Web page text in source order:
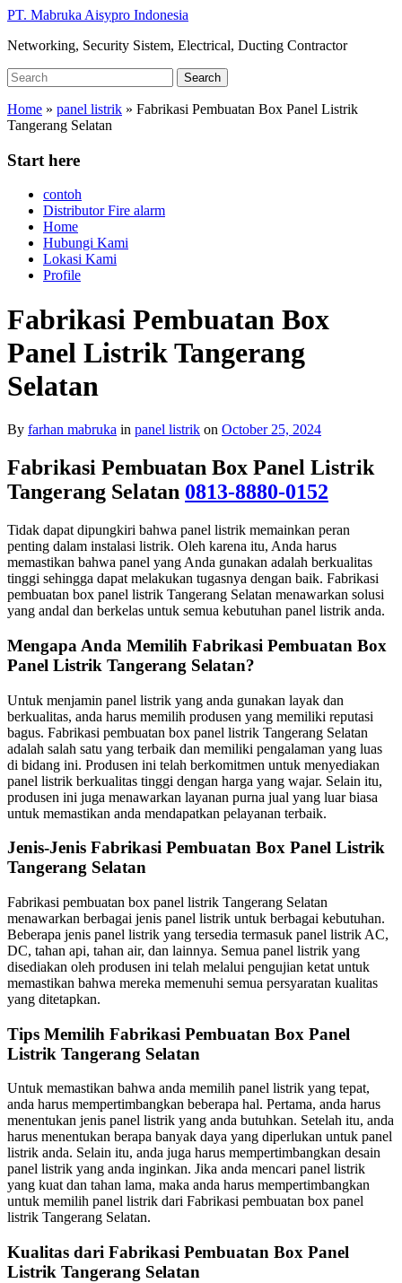
Skip
main
PT. Mabruka Aisypro Indonesia
Networking, Security Sistem, Electrical, Ducting Contractor
Search
for:
Search
Home » panel listrik » Fabrikasi Pembuatan Box Panel Listrik
Tangerang Selatan
Start here
contoh
Distributor Fire alarm
Home
Hubungi Kami
Lokasi Kami
Profile
Fabrikasi Pembuatan Box
Panel Listrik Tangerang
Selatan
By farhan mabruka in panel listrik on October 25, 2024
Fabrikasi Pembuatan Box Panel Listrik
Tangerang Selatan 0813-8880-0152
Tidak dapat dipungkiri bahwa panel listrik memainkan peran
penting dalam instalasi listrik. Oleh karena itu, Anda harus
memastikan bahwa panel yang Anda gunakan adalah berkualitas
tinggi sehingga dapat melakukan tugasnya dengan baik. Fabrikasi
pembuatan box panel listrik Tangerang Selatan menawarkan solusi
yang andal dan berkelas untuk semua kebutuhan panel listrik anda.
Mengapa Anda Memilih Fabrikasi Pembuatan Box
Panel Listrik Tangerang Selatan?
Untuk menjamin panel listrik yang anda gunakan layak dan
berkualitas, anda harus memilih produsen yang memiliki reputasi
bagus. Fabrikasi pembuatan box panel listrik Tangerang Selatan
adalah salah satu yang terbaik dan memiliki pengalaman yang luas
di bidang ini. Produsen ini telah berkomitmen untuk menyediakan
panel listrik berkualitas tinggi dengan harga yang wajar. Selain itu,
produsen ini juga menawarkan layanan purna jual yang luar biasa
untuk memastikan anda mendapatkan pelayanan terbaik.
Jenis-Jenis Fabrikasi Pembuatan Box Panel Listrik
Tangerang Selatan
Fabrikasi pembuatan box panel listrik Tangerang Selatan
menawarkan berbagai jenis panel listrik untuk berbagai kebutuhan.
Beberapa jenis panel listrik yang tersedia termasuk panel listrik AC,
DC, tahan api, tahan air, dan lainnya. Semua panel listrik yang
disediakan oleh produsen ini telah melalui pengujian ketat untuk
memastikan bahwa mereka memenuhi semua persyaratan kualitas
yang ditetapkan.
Tips Memilih Fabrikasi Pembuatan Box Panel
Listrik Tangerang Selatan
Untuk memastikan bahwa anda memilih panel listrik yang tepat,
anda harus mempertimbangkan beberapa hal. Pertama, anda harus
menentukan jenis panel listrik yang anda butuhkan. Setelah itu, anda
harus menentukan berapa banyak daya yang diperlukan untuk panel
listrik anda. Selain itu, anda juga harus mempertimbangkan desain
panel listrik yang anda inginkan. Jika anda mencari panel listrik
yang kuat dan tahan lama, maka anda harus mempertimbangkan
untuk memilih panel listrik dari Fabrikasi pembuatan box panel
listrik Tangerang Selatan.
Kualitas dari Fabrikasi Pembuatan Box Panel
Listrik Tangerang Selatan